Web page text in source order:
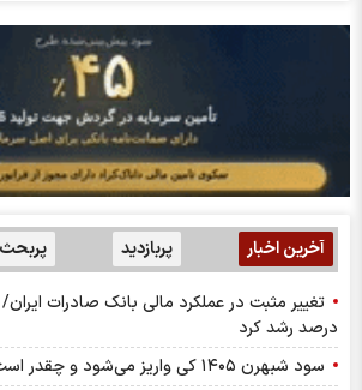
آخرین اخبار پربازدید پربحث
درصد رشد کرد
سود شبهرن ۱۴۰۵ کی واریز می‌شود و چقدر است؟